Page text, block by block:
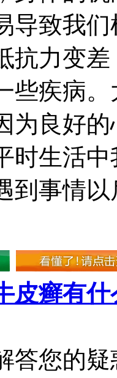
导致我
抗力变
些疾病
为良好
时生活
到事情
皮癣有
答您的